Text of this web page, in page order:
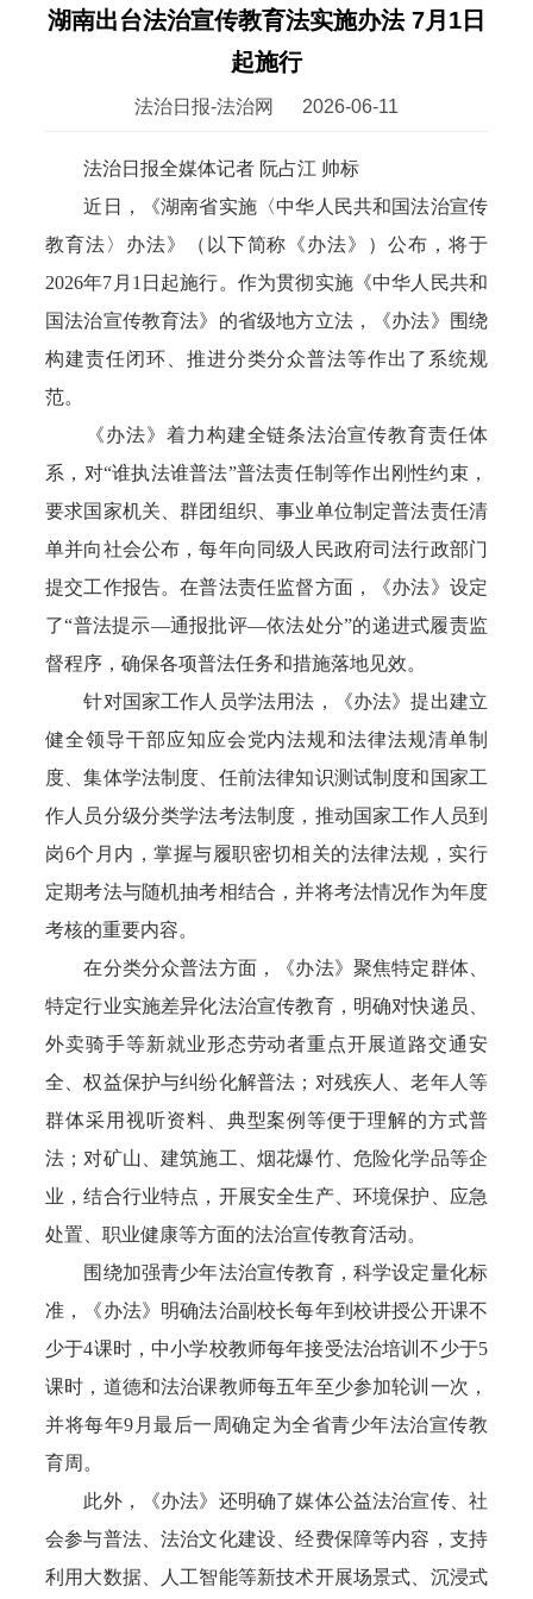
湖南出台法治宣传教育法实施办法 7月1日
起施行
法治日报-法治网 2026-06-11
法治日报全媒体记者 阮占江 帅标
近日，《湖南省实施〈中华人民共和国法治宣传
教育法〉办法》（以下简称《办法》）公布，将于
2026年7月1日起施行。作为贯彻实施《中华人民共和
国法治宣传教育法》的省级地方立法，《办法》围绕
构建责任闭环、推进分类分众普法等作出了系统规
范。
《办法》着力构建全链条法治宣传教育责任体
系，对“谁执法谁普法”普法责任制等作出刚性约束，
要求国家机关、群团组织、事业单位制定普法责任清
单并向社会公布，每年向同级人民政府司法行政部门
提交工作报告。在普法责任监督方面，《办法》设定
了“普法提示—通报批评—依法处分”的递进式履责监
督程序，确保各项普法任务和措施落地见效。
针对国家工作人员学法用法，《办法》提出建立
健全领导干部应知应会党内法规和法律法规清单制
度、集体学法制度、任前法律知识测试制度和国家工
作人员分级分类学法考法制度，推动国家工作人员到
岗6个月内，掌握与履职密切相关的法律法规，实行
定期考法与随机抽考相结合，并将考法情况作为年度
考核的重要内容。
在分类分众普法方面，《办法》聚焦特定群体、
特定行业实施差异化法治宣传教育，明确对快递员、
外卖骑手等新就业形态劳动者重点开展道路交通安
全、权益保护与纠纷化解普法；对残疾人、老年人等
群体采用视听资料、典型案例等便于理解的方式普
法；对矿山、建筑施工、烟花爆竹、危险化学品等企
业，结合行业特点，开展安全生产、环境保护、应急
处置、职业健康等方面的法治宣传教育活动。
围绕加强青少年法治宣传教育，科学设定量化标
准，《办法》明确法治副校长每年到校讲授公开课不
少于4课时，中小学校教师每年接受法治培训不少于5
课时，道德和法治课教师每五年至少参加轮训一次，
并将每年9月最后一周确定为全省青少年法治宣传教
育周。
此外，《办法》还明确了媒体公益法治宣传、社
会参与普法、法治文化建设、经费保障等内容，支持
利用大数据、人工智能等新技术开展场景式、沉浸式